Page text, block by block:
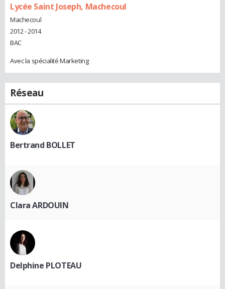
Lycée Saint Joseph, Machecoul
Machecoul
2012 - 2014
BAC
Avec la spécialité Marketing
Réseau
Bertrand BOLLET
Clara ARDOUIN
Delphine PLOTEAU